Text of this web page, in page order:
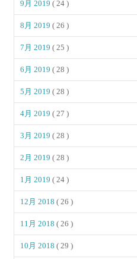
9月 2019( 24 )
8月 2019( 26 )
7月 2019( 25 )
6月 2019( 28 )
5月 2019( 28 )
4月 2019( 27 )
3月 2019( 28 )
2月 2019( 28 )
1月 2019( 24 )
12月 2018( 26 )
11月 2018( 26 )
10月 2018( 29 )